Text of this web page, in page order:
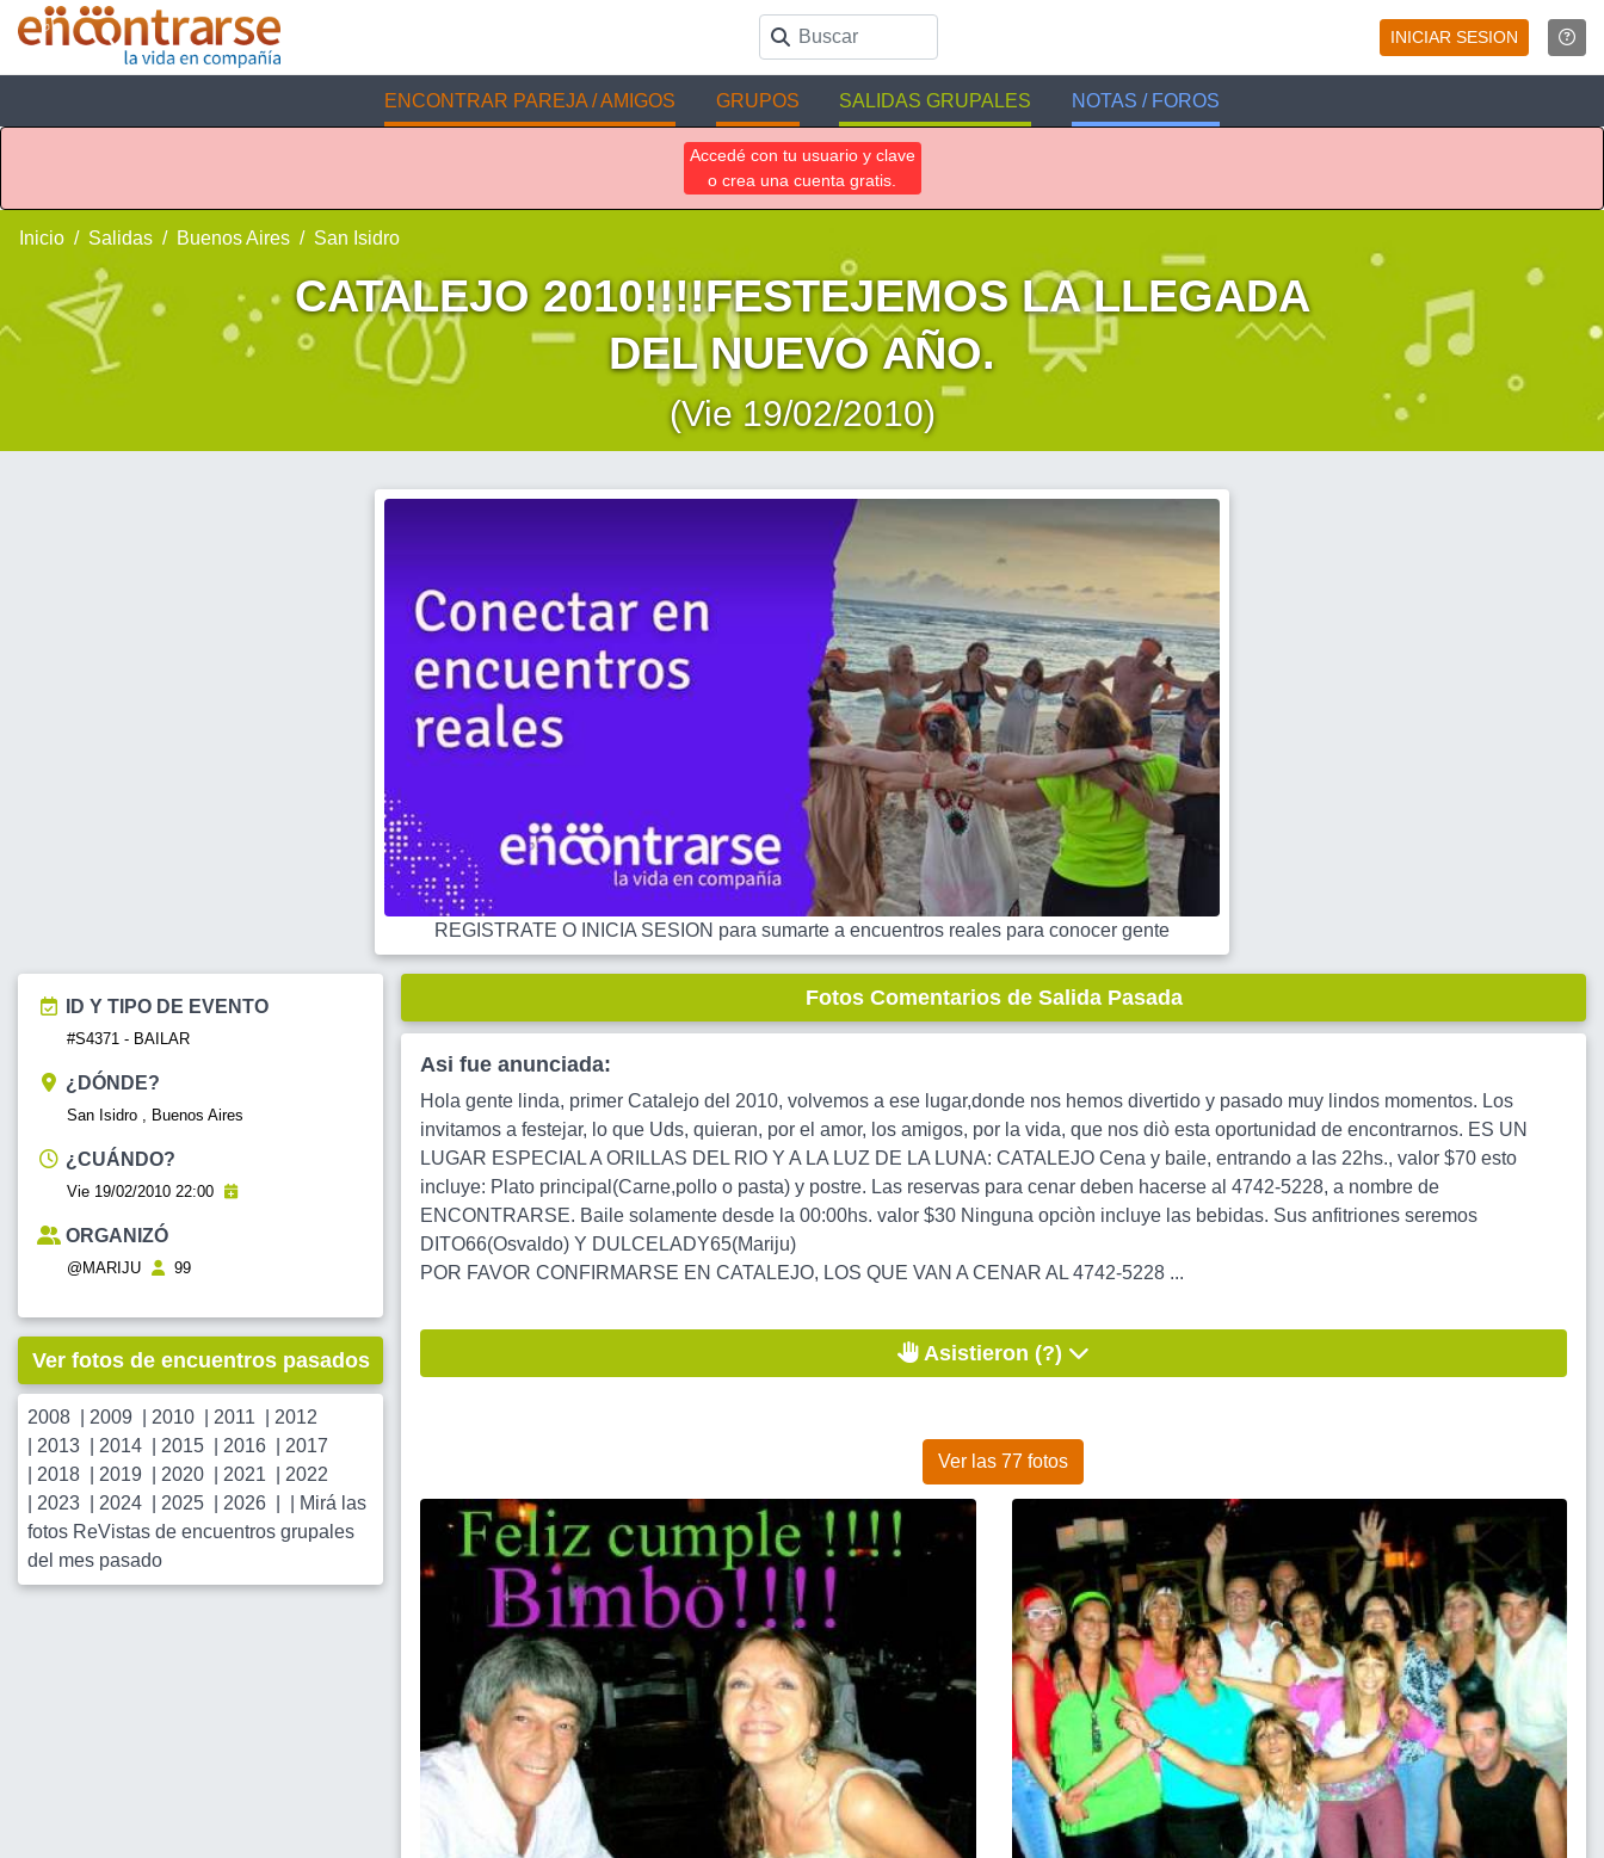
INICIAR SESION
ENCONTRAR PAREJA / AMIGOS GRUPOS SALIDAS GRUPALES NOTAS / FOROS
Accedé con tu usuario y clave
o crea una cuenta gratis.
Inicio Salidas Buenos Aires San Isidro
CATALEJO 2010!!!!FESTEJEMOS LA LLEGADA
DEL NUEVO AÑO.
(Vie 19/02/2010)
REGISTRATE O INICIA SESION para sumarte a encuentros reales para conocer gente
ID Y TIPO DE EVENTO
#S4371 - BAILAR
¿DÓNDE?
San Isidro , Buenos Aires
¿CUÁNDO?
Vie 19/02/2010 22:00
ORGANIZÓ
@MARIJU 99
Ver fotos de encuentros pasados
2008 2009 2010 2011
2012
2013 2014 2015 2016
2017
2018 2019 2020 2021
2022
2023 2024 2025 2026
Mirá las
fotos ReVistas de encuentros grupales
del mes pasado
Fotos Comentarios de Salida Pasada
Asi fue anunciada:
Hola gente linda, primer Catalejo del 2010, volvemos a ese lugar,donde nos hemos divertido y pasado muy lindos momentos. Los
invitamos a festejar, lo que Uds, quieran, por el amor, los amigos, por la vida, que nos diò esta oportunidad de encontrarnos. ES UN
LUGAR ESPECIAL A ORILLAS DEL RIO Y A LA LUZ DE LA LUNA: CATALEJO Cena y baile, entrando a las 22hs., valor $70 esto
incluye: Plato principal(Carne,pollo o pasta) y postre. Las reservas para cenar deben hacerse al 4742-5228, a nombre de
ENCONTRARSE. Baile solamente desde la 00:00hs. valor $30 Ninguna opciòn incluye las bebidas. Sus anfitriones seremos
DITO66(Osvaldo) Y DULCELADY65(Mariju)
POR FAVOR CONFIRMARSE EN CATALEJO, LOS QUE VAN A CENAR AL 4742-5228 ...
Asistieron (?)
Ver las 77 fotos